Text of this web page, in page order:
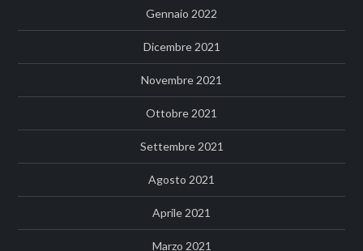
Gennaio 2022
Dicembre 2021
Novembre 2021
Ottobre 2021
Settembre 2021
Agosto 2021
Aprile 2021
Marzo 2021